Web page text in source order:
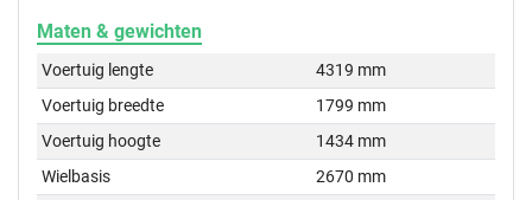
Maten & gewichten
Voertuig lengte
4319 mm
Voertuig breedte
1799 mm
Voertuig hoogte
1434 mm
Wielbasis
2670 mm